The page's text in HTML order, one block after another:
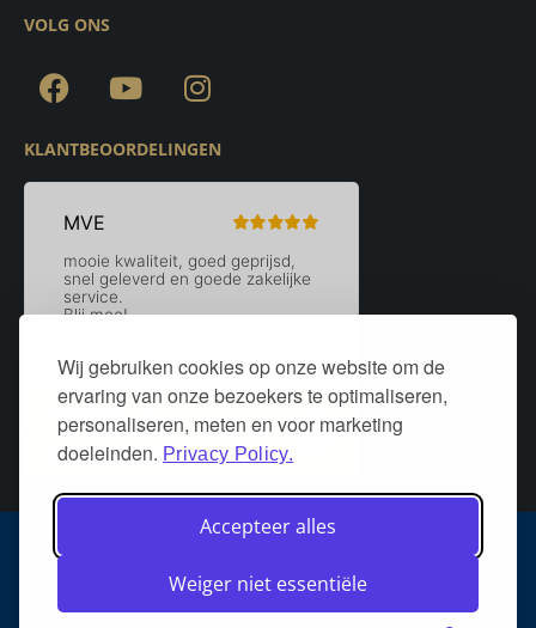
Wij gebruiken cookies op onze website om de
ervaring van onze bezoekers te optimaliseren,
personaliseren, meten en voor marketing
doeleinden. Privacy Policy.
Accepteer alles
Weiger niet essentiële
VOLG ONS
KLANTBEOORDELINGEN
Algemene voorwaarden Over DeurStijl Projecten